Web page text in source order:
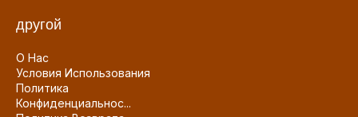
другой
О Нас
Условия Использования
Политика
Конфиденциальнос...